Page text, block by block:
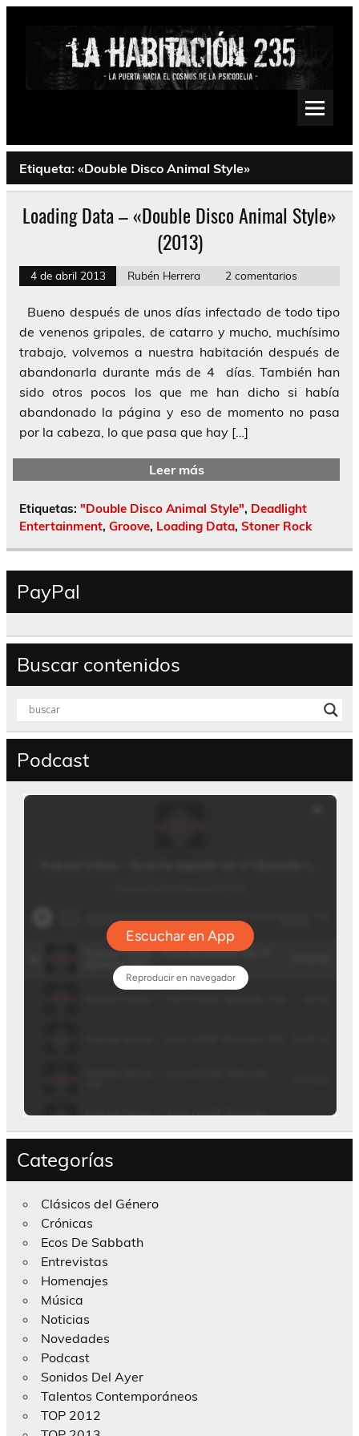
Saltar
Psychedelic, Stoner, Doom, Sludge, Fuzz, Space, Drone
Etiqueta: «Double Disco Animal Style»
Loading Data – «Double Disco Animal Style»
(2013)
4 de abril 2013 Rubén Herrera 2 comentarios
Bueno después de unos días infectado de todo tipo
de venenos gripales, de catarro y mucho, muchísimo
trabajo, volvemos a nuestra habitación después de
abandonarla durante más de 4 días. También han
sido otros pocos los que me han dicho si había
abandonado la página y eso de momento no pasa
por la cabeza, lo que pasa que hay […]
Leer más
Etiquetas: "Double Disco Animal Style", Deadlight
Entertainment, Groove, Loading Data, Stoner Rock
PayPal
Buscar contenidos
Podcast
Categorías
Clásicos del Género
Crónicas
Ecos De Sabbath
Entrevistas
Homenajes
Música
Noticias
Novedades
Podcast
Sonidos Del Ayer
Talentos Contemporáneos
TOP 2012